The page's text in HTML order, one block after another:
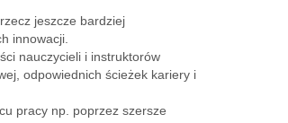
jeszcze bardziej
innowacji.
nauczycieli i instruktorów
odpowiednich ścieżek kariery i
pracy np. poprzez szersze